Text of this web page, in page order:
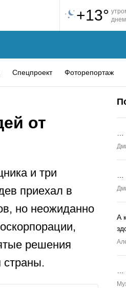
+13°
Спецпроект Фоторепортаж
от
и три
приехал в
но неожиданно
решения
страны.
А